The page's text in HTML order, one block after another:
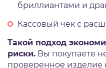
бриллиантами и
Кассовый чек с
Такой подход
риски. Вы покупаете
проверенное